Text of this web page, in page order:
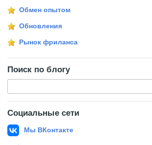
Обмен опытом
Обновления
Рынок фриланса
Поиск по блогу
Социальные сети
Мы ВКонтакте